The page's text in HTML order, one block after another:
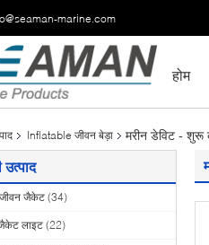
marine.com
होम
Inflatable जीवन बेड़ा मरीन डेविट - शुरू
उत्पाद
जैकेट (34)
लाइट(22)